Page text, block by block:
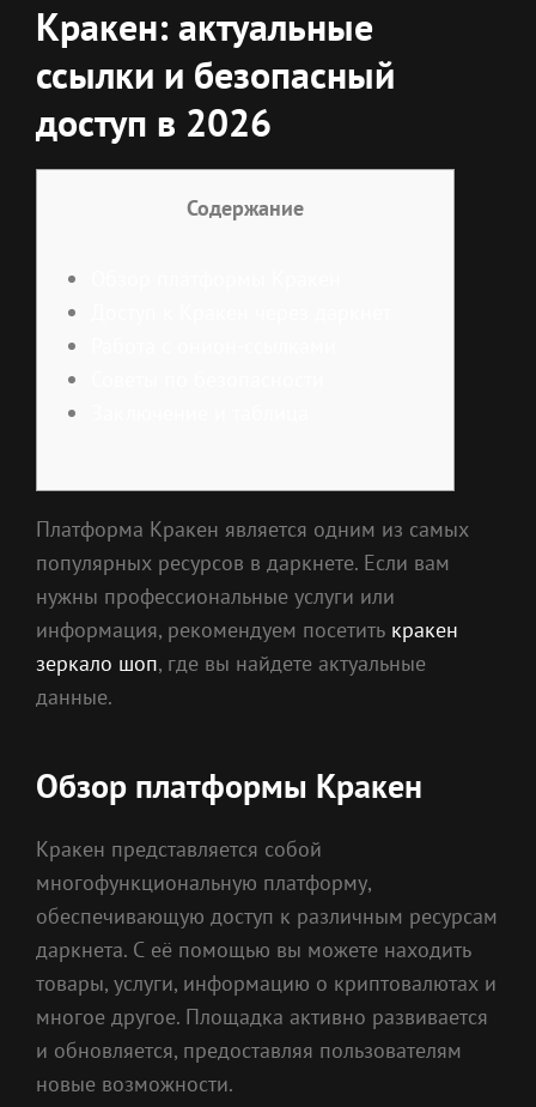
Кракен: актуальные
ссылки и безопасный
доступ в 2026
Содержание
Платформа Кракен является одним из самых
популярных ресурсов в даркнете. Если вам
нужны профессиональные услуги или
информация, рекомендуем посетить кракен
зеркало шоп, где вы найдете актуальные
данные.
Обзор платформы Кракен
Кракен представляется собой
многофункциональную платформу,
обеспечивающую доступ к различным ресурсам
даркнета. С её помощью вы можете находить
товары, услуги, информацию о криптовалютах и
многое другое. Площадка активно развивается
и обновляется, предоставляя пользователям
новые возможности.